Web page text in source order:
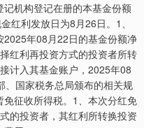
机构登记在册的本基金份额
红利发放日为8月26日。1、
年08月22日的基金份额净
红利再投资方式的投资者所转
计入其基金账户，2025年08
、国家税务总局颁布的相关规
征收所得税。1、本次分红免
的投资者，其红利所转换投资